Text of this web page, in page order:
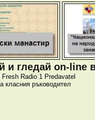
и гледай on-line
Fresh Radio 1 Predavatel
класния ръководител